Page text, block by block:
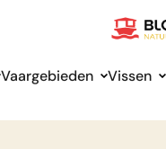
Vaargebieden Vissen